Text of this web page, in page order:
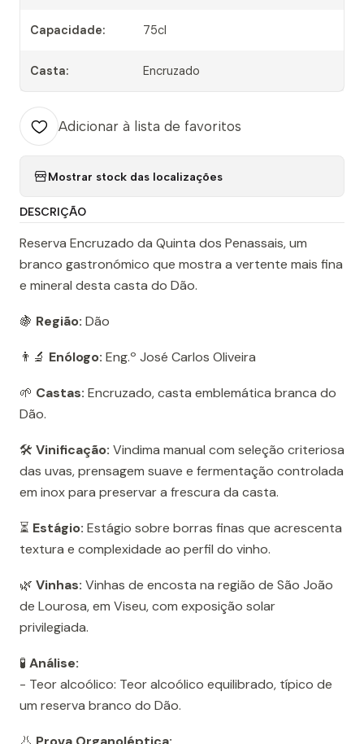
Capacidade: 75cl
Casta: Encruzado
Adicionar à lista de favoritos
Mostrar stock das localizações
DESCRIÇÃO
Reserva Encruzado da Quinta dos Penassais, um
branco gastronómico que mostra a vertente mais fina
e mineral desta casta do Dão.
🍇 Região: Dão
👨‍🔬 Enólogo: Eng.º José Carlos Oliveira
🌱 Castas: Encruzado, casta emblemática branca do
Dão.
🛠️ Vinificação: Vindima manual com seleção criteriosa
das uvas, prensagem suave e fermentação controlada
em inox para preservar a frescura da casta.
⏳ Estágio: Estágio sobre borras finas que acrescenta
textura e complexidade ao perfil do vinho.
🌿 Vinhas: Vinhas de encosta na região de São João
de Lourosa, em Viseu, com exposição solar
privilegiada.
🧪 Análise:
- Teor alcoólico: Teor alcoólico equilibrado, típico de
um reserva branco do Dão.